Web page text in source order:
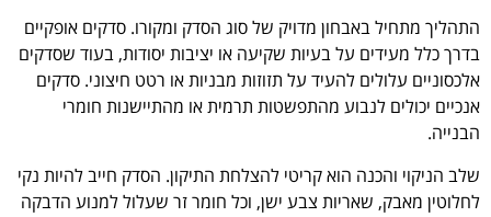
התהליך מתחיל באבחון מדויק של סוג הסדק ומקורו. סדקים אופקיים
בדרך כלל מעידים על בעיות שקיעה או יציבות יסודות, בעוד שסדקים
אלכסוניים עלולים להעיד על תזוזות מבניות או רטט חיצוני. סדקים
אנכיים יכולים לנבוע מהתפשטות תרמית או מהתיישנות חומרי
הבנייה.
שלב הניקוי והכנה הוא קריטי להצלחת התיקון. הסדק חייב להיות נקי
לחלוטין מאבק, שאריות צבע ישן, וכל חומר זר שעלול למנוע הדבקה